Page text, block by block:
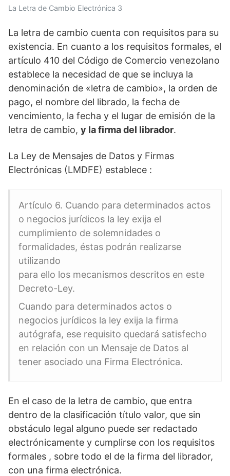
La Letra de Cambio Electrónica 3
La letra de cambio cuenta con requisitos para su
existencia. En cuanto a los requisitos formales, el
artículo 410 del Código de Comercio venezolano
establece la necesidad de que se incluya la
denominación de «letra de cambio», la orden de
pago, el nombre del librado, la fecha de
vencimiento, la fecha y el lugar de emisión de la
letra de cambio, y la firma del librador.
La Ley de Mensajes de Datos y Firmas
Electrónicas (LMDFE) establece :
Artículo 6. Cuando para determinados actos
o negocios jurídicos la ley exija el
cumplimiento de solemnidades o
formalidades, éstas podrán realizarse
utilizando
para ello los mecanismos descritos en este
Decreto-Ley.
Cuando para determinados actos o
negocios jurídicos la ley exija la firma
autógrafa, ese requisito quedará satisfecho
en relación con un Mensaje de Datos al
tener asociado una Firma Electrónica.
En el caso de la letra de cambio, que entra
dentro de la clasificación título valor, que sin
obstáculo legal alguno puede ser redactado
electrónicamente y cumplirse con los requisitos
formales , sobre todo el de la firma del librador,
con una firma electrónica.